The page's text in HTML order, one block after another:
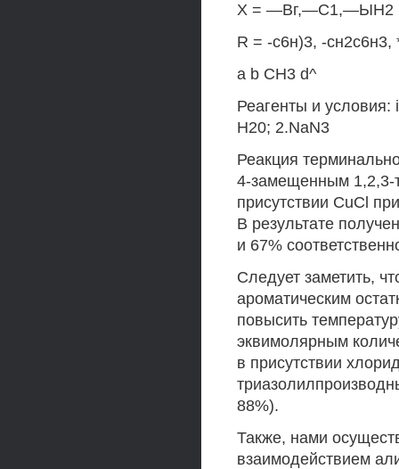
Х = —Вг,—С1,—ЫН2
R = -с6н)3, -
a b СН3 d^
Реагенты и
Н20; 2.NaN3
Реакция
4-замещенным 1,2,3-
присутствии CuCl
В результате
и 67%
Следует заметить,
ароматическим
повысить
эквимолярным
в присутствии
88%).
Также, нами
взаимодействием